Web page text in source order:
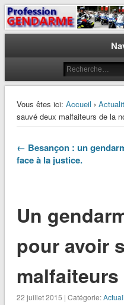
Profession
Le journal des gendarmes
Vous êtes ici: Accueil ›
sauvé deux malfaiteurs de la
← Besançon : un
face à la justice.
Un
pour avoir
22 juillet 2015 | Catégorie: